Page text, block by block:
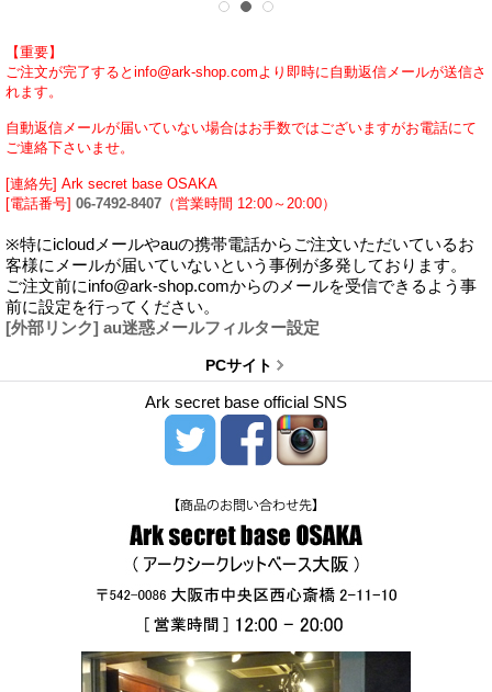
【重要】
ご注文が完了するとinfo@ark-shop.comより即時に自動返信メールが送信さ
れます。
自動返信メールが届いていない場合はお手数ではございますがお電話にて
ご連絡下さいませ。
[連絡先] Ark secret base OSAKA
[電話番号] 06-7492-8407 （営業時間 12:00～20:00）
※特にicloudメールやauの携帯電話からご注文いただいているお
客様にメールが届いていないという事例が多発しております。
ご注文前にinfo@ark-shop.comからのメールを受信できるよう事
前に設定を行ってください。
[外部リンク] au迷惑メールフィルター設定
PCサイト
Ark secret base official SNS